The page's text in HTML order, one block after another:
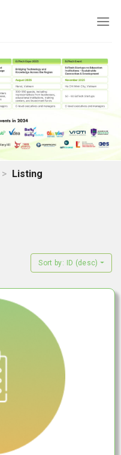
> Listing
Sort by: ID (desc)